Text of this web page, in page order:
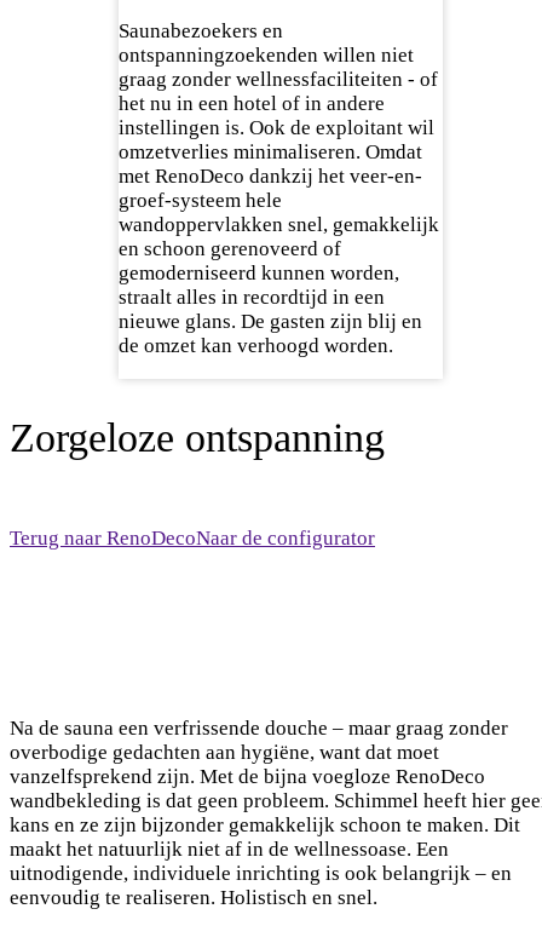
Saunabezoekers en
ontspanningzoekenden willen niet
graag zonder wellnessfaciliteiten - of
het nu in een hotel of in andere
instellingen is. Ook de exploitant wil
omzetverlies minimaliseren. Omdat
met RenoDeco dankzij het veer-en-
groef-systeem hele
wandoppervlakken snel, gemakkelijk
en schoon gerenoveerd of
gemoderniseerd kunnen worden,
straalt alles in recordtijd in een
nieuwe glans. De gasten zijn blij en
de omzet kan verhoogd worden.
Zorgeloze ontspanning
Terug naar RenoDecoNaar de configurator
Na de sauna een verfrissende douche – maar graag zonder
overbodige gedachten aan hygiëne, want dat moet
vanzelfsprekend zijn. Met de bijna voegloze RenoDeco
wandbekleding is dat geen probleem. Schimmel heeft hier
kans en ze zijn bijzonder gemakkelijk schoon te maken. Dit
maakt het natuurlijk niet af in de wellnessoase. Een
uitnodigende, individuele inrichting is ook belangrijk – en
eenvoudig te realiseren. Holistisch en snel.